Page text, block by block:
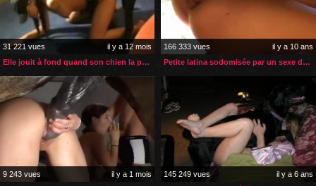
31 221 vues
il y a 12 mois
Elle jouit à fond quand son chien la prend en levrette
166 333 vues
il y a 10 ans
Petite latina sodomisée par un sexe de cheval
9 243 vues
il y a 1 mois
145 249 vues
il y a 6 ans